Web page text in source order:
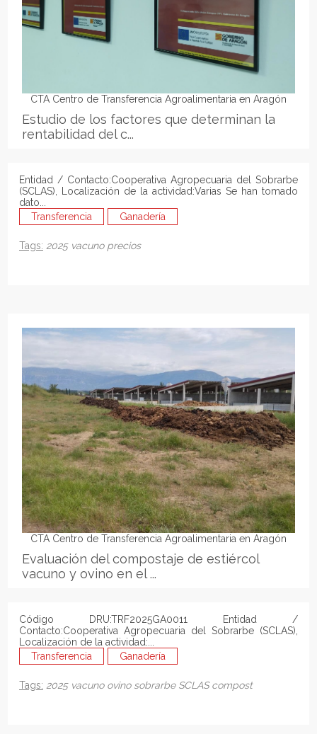
CTA Centro de Transferencia Agroalimentaria en Aragón
Estudio de los factores que determinan la
rentabilidad del c...
Entidad / Contacto:Cooperativa Agropecuaria del Sobrarbe
(SCLAS), Localización de la actividad:Varias Se han tomado
dato...
Transferencia
Ganadería
Tags: 2025 vacuno precios
CTA Centro de Transferencia Agroalimentaria en Aragón
Evaluación del compostaje de estiércol
vacuno y ovino en el ...
Código DRU:TRF2025GA0011 Entidad /
Contacto:Cooperativa Agropecuaria del Sobrarbe (SCLAS),
Localización de la actividad:...
Transferencia
Ganadería
Tags: 2025 vacuno ovino sobrarbe SCLAScompost